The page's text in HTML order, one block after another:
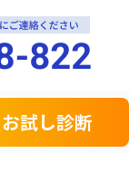
お試し診断